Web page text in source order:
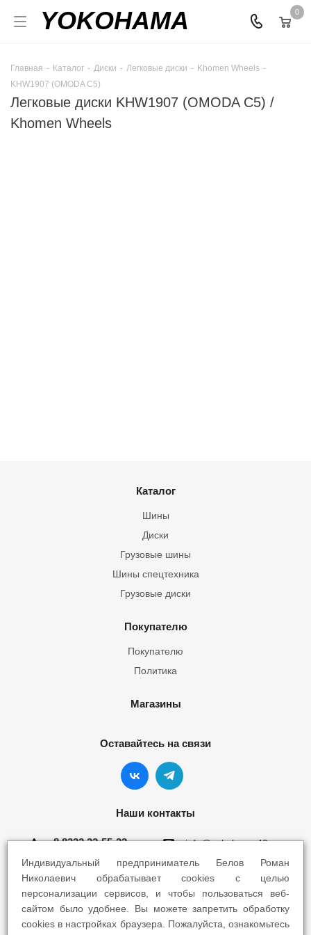
YOKOHAMA 0
Главная - Каталог - Диски - Легковые диски - Khomen Wheels -
KHW1907 (OMODA C5)
Легковые диски KHW1907 (OMODA C5) /
Khomen Wheels
Каталог
Шины
Грузовые шины
Шины спецтехника
Диски
Грузовые диски
Покупателю
Покупателю
Политика
Магазины
Оставайтесь на связи
Наши контакты
8 8332 22-55-22 info@yokohama43.ru
Киров, ул. Ломоносова 5Б
Киров, ул. Профсоюзная 7А
Индивидуальный предприниматель Белов Роман
Николаевич обрабатывает cookies с целью
персонализации сервисов, и чтобы пользоваться веб-
сайтом было удобнее. Вы можете запретить обработку
cookies в настройках браузера. Пожалуйста, ознакомьтесь